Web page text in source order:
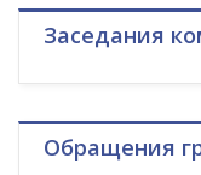
Заседания
Обращения